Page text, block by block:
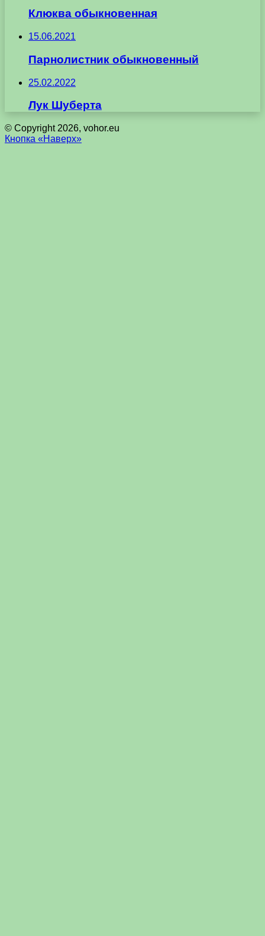
Клюква обыкновенная
15.06.2021
Парнолистник обыкновенный
25.02.2022
Лук Шуберта
© Copyright 2026, vohor.eu
Кнопка «Наверх»